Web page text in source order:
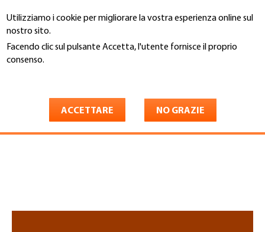
Utilizziamo i cookie per migliorare la vostra esperienza online sul
nostro sito.
Facendo clic sul pulsante Accetta, l'utente fornisce il proprio
consenso.
ACCETTARE NO GRAZIE
al
contenuto
principale
You